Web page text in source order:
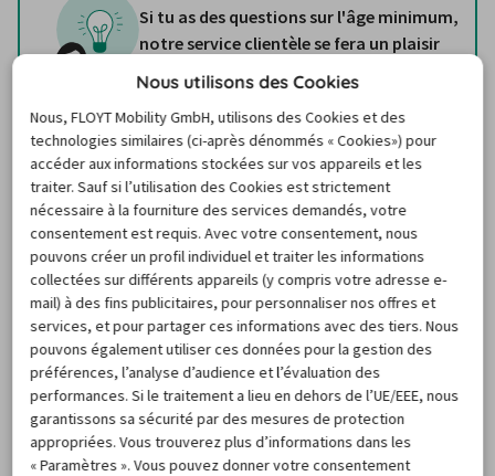
Si tu as des questions sur l'âge minimum,
notre service clientèle se fera un plaisir
Documents :
Ton permis de conduire européen normal est suffisant
pour louer une voiture dans l'une des deux péninsules
ibériques.
Pense aussi à ta carte d'identité ou à ton passeport
Tu en auras besoin avec ton permis de conduire pour
récupérer ta voiture de location à Faro, Porto, Funchal,
Lisbonne & Co.
N'oublie pas non plus ta carte de crédit. C'est sur elle
que la société de location de voitures au Portugal
dépose la caution. Il est difficile d'obtenir une voiture
Nous utilisons des Cookies
Nous, FLOYT Mobility GmbH, utilisons des Cookies et des
technologies similaires (ci-après dénommés « Cookies») pour
accéder aux informations stockées sur vos appareils et les
traiter. Sauf si l’utilisation des Cookies est strictement
nécessaire à la fourniture des services demandés, votre
consentement est requis. Avec votre consentement, nous
pouvons créer un profil individuel et traiter les informations
collectées sur différents appareils (y compris votre adresse e-
mail) à des fins publicitaires, pour personnaliser nos offres et
services, et pour partager ces informations avec des tiers. Nous
pouvons également utiliser ces données pour la gestion des
préférences, l’analyse d’audience et l’évaluation des
performances. Si le traitement a lieu en dehors de l’UE/EEE, nous
garantissons sa sécurité par des mesures de protection
appropriées. Vous trouverez plus d’informations dans les
« Paramètres ». Vous pouvez donner votre consentement